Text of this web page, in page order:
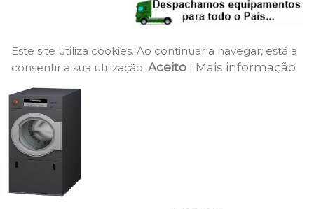
Este site utiliza cookies. Ao continuar a navegar, está a
consentir a sua utilização. Aceito | Mais informação